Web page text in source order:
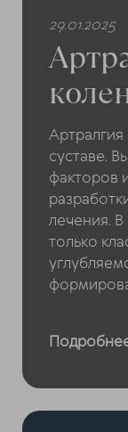
29.01.2025
Артралгия
суставе.
факторов
лечения.
только